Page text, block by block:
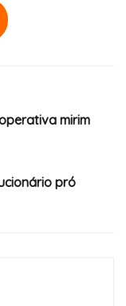
mirim
pró